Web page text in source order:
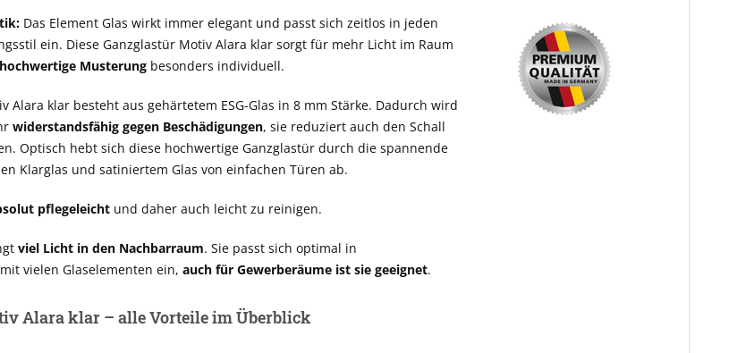
Das Element Glas wirkt immer elegant und passt sich zeitlos in jeden
ein. Diese Ganzglastür Motiv Alara klar sorgt für mehr Licht im Raum
hochwertige Musterung besonders individuell.
Alara klar besteht aus gehärtetem ESG-Glas in 8 mm Stärke. Dadurch wird
widerstandsfähig gegen Beschädigungen, sie reduziert auch den Schall
Optisch hebt sich diese hochwertige Ganzglastür durch die spannende
Klarglas und satiniertem Glas von einfachen Türen ab.
pflegeleicht und daher auch leicht zu reinigen.
viel Licht in den Nachbarraum. Sie passt sich optimal in
vielen Glaselementen ein, auch für Gewerberäume ist sie geeignet.
Alara klar – alle Vorteile im Überblick